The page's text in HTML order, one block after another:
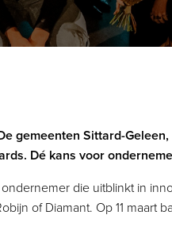
gemeenten Sittard-
Dé kans voor
die uitblinkt in
of Diamant. Op 11 maart